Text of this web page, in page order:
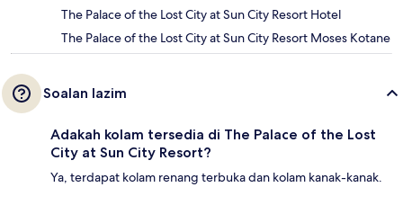
The Palace of the Lost City at Sun City Resort Hotel
The Palace of the Lost City at Sun City Resort Moses Kotane
Soalan lazim
Adakah kolam tersedia di The Palace of the Lost
City at Sun City Resort?
Ya, terdapat kolam renang terbuka dan kolam kanak-kanak.